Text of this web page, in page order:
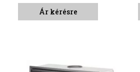
Ár kérésre